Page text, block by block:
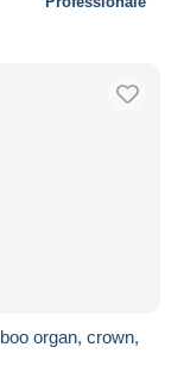
organ, crown,